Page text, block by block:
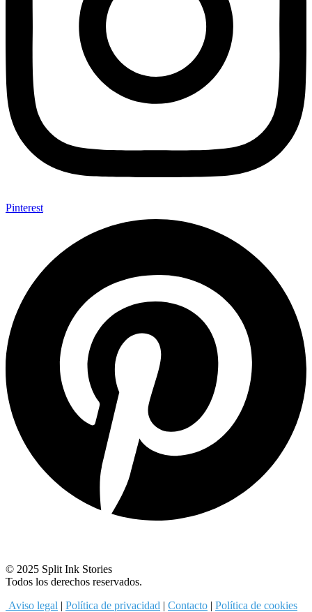
Pinterest
© 2025 Split Ink Stories
Todos los derechos reservados.
Aviso legal | Política de privacidad | Contacto | Política de cookies